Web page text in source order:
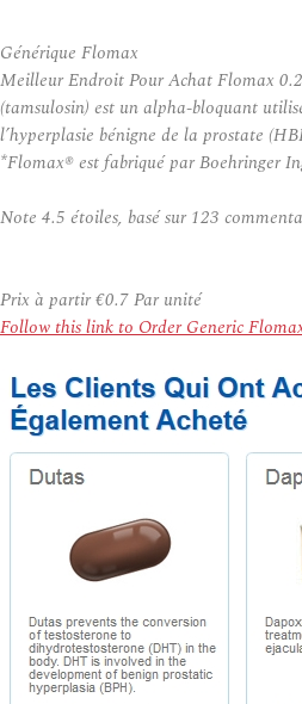
Générique Flomax
Meilleur Endroit Pour Achat Flomax
(tamsulosin) est un alpha-bloquant
l’hyperplasie bénigne de la prostate
*Flomax® est fabriqué par Boehringer
Note 4.5 étoiles, basé sur 123
Prix à partir€0.7Par unité
Follow this link to Order Generic